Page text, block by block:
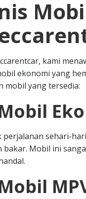
kami
ekonomi yang
mobil yang tersedia:
perjalanan sehari-
bakar. Mobil ini